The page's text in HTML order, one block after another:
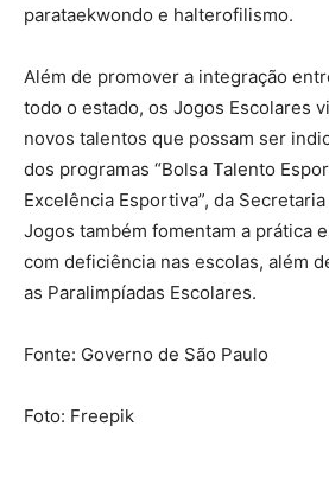
parataekwondo e halterofilismo.
Além de promover a integração
todo o estado, os Jogos Escolares
novos talentos que possam ser
dos programas “Bolsa Talento
Excelência Esportiva”, da
Jogos também fomentam a prática
com deficiência nas escolas, além
as Paralimpíadas Escolares.
Fonte: Governo de São Paulo
Foto: Freepik